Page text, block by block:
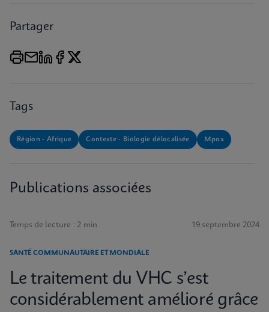
Partager
Tags
Région - Afrique Contexte - Biologie délocalisée Mpox
Publications associées
Temps de lecture : 2 min 19 septembre 2024
SANTÉ COMMUNAUTAIRE ET MONDIALE
Le traitement du VHC s’est
considérablement amélioré grâce